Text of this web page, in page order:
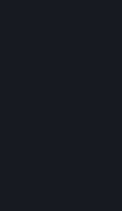
Zwroty pieniędzy dla
(zawartości ze Sklepu
DLC zakupione w
daty zakupu, jeśli
był uruchamiany przez
zostało zużyte,
przypadkach Steam nie
niektóre DLC firm
nieodwracalnie poziom
oznaczone przed